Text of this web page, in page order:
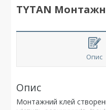
TYTAN
Опис
Опис
Монтажний клей